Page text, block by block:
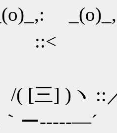
.::| ／
三] )ヽ ::
‐‐―´